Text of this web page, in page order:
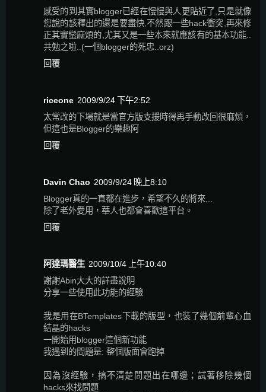
感受的到其實blogger已經在慢慢與人更貼近了,只是就像
您說的該釋出的還是要盡快,不然跟一些hack衝突,再來修
正其實蠻麻煩的,尤其又是一些本來就應該有的基本功能..
共勉之啦..(一個blogger的死忠..orz)
回覆
riceone 2009/9/24 下午2:52
太常改的下場就是當官方版支援時得再手動改回很麻煩，
但這也是Blogger的樂趣阿
回覆
Davin Chao 2009/9/24 晚上8:10
Blogger真的一直都在進步，希望不久的將來...
除了老外愛用，華人也都會喜歡這平台。
回覆
阿達瑪醫生 2009/10/4 上午10:40
謝謝Abin大大的詳盡說明
分享一些使用此功能的經驗
我是用在BTemplates下載的版型，也裝了幾個前輩心血
結晶的hacks
一開始用blogger這個新功能
我遇到的問題是: 整個版面會跑掉
因為沒經驗，搞不清楚問題出在哪邊；試著移除幾個
hacks來找問題